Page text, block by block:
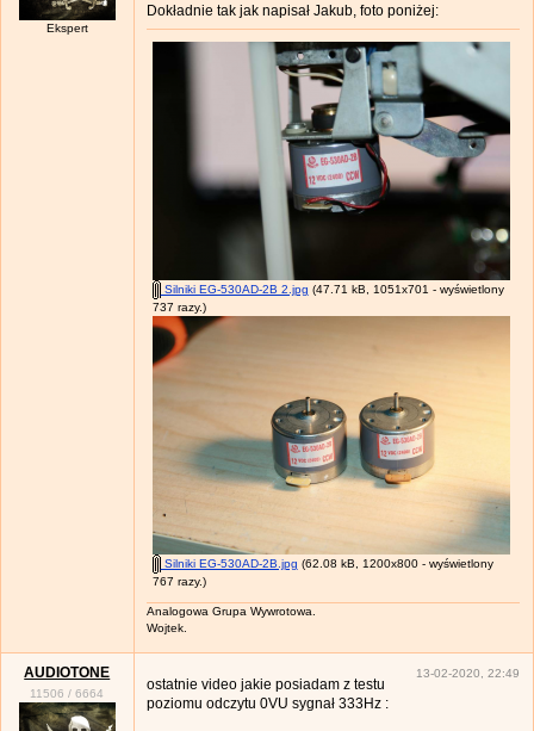
Ekspert
Dokładnie tak jak napisał Jakub, foto poniżej:
Silniki EG-530AD-2B 2.jpg (47.71 kB, 1051x701 - wyświetlony
737 razy.)
Silniki EG-530AD-2B.jpg (62.08 kB, 1200x800 - wyświetlony
767 razy.)
Analogowa Grupa Wywrotowa.
Wojtek.
AUDIOTONE
11506 /6664
13-02-2020, 22:49
ostatnie video jakie posiadam z testu
poziomu odczytu 0VU sygnał 333Hz :